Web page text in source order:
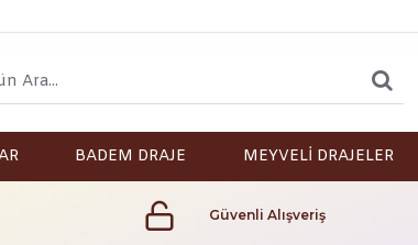
BADEM DRAJE MEYVELİ DRAJELER
Güvenli Alışveriş